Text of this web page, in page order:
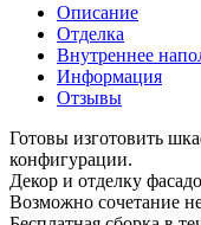
Описание
Отделка
Внутреннее
Информация
Отзывы
Готовы изготовить
конфигурации.
Декор и отделку
Возможно сочетание